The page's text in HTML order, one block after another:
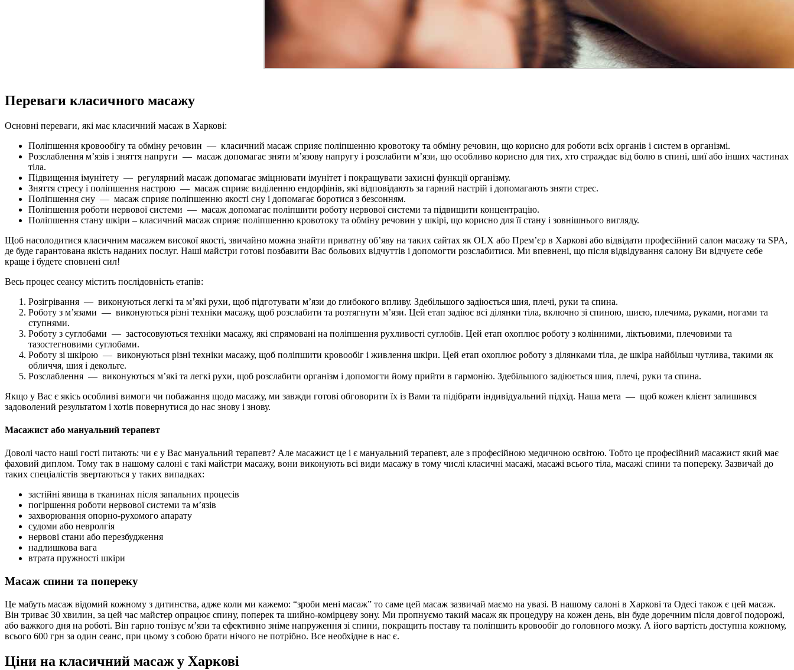
Переваги класичного масажу
Основні переваги, які має класичний масаж в Харкові:
Поліпшення кровообігу та обміну речовин — класичний масаж сприяє поліпшенню кровотоку та обміну речовин, що корисно для роботи всіх органів і систем в організмі.
Розслаблення м’язів і зняття напруги — масаж допомагає зняти м’язову напругу і розслабити м’язи, що особливо корисно для тих, хто страждає від болю в спині, шиї або інших частинах
тіла.
Підвищення імунітету — регулярний масаж допомагає зміцнювати імунітет і покращувати захисні функції організму.
Зняття стресу і поліпшення настрою — масаж сприяє виділенню ендорфінів, які відповідають за гарний настрій і допомагають зняти стрес.
Поліпшення сну — масаж сприяє поліпшенню якості сну і допомагає боротися з безсонням.
Поліпшення роботи нервової системи — масаж допомагає поліпшити роботу нервової системи та підвищити концентрацію.
Поліпшення стану шкіри – класичний масаж сприяє поліпшенню кровотоку та обміну речовин у шкірі, що корисно для її стану і зовнішнього вигляду.
Щоб насолодитися класичним масажем високої якості, звичайно можна знайти приватну об’яву на таких сайтах як OLX або Прем’єр в Харкові або відвідати професійний салон масажу та SPA,
де буде гарантована якість наданих послуг. Наші майстри готові позбавити Вас больових відчуттів і допомогти розслабитися. Ми впевнені, що після відвідування салону Ви відчуєте себе
краще і будете сповнені сил!
Весь процес сеансу містить послідовність етапів:
Розігрівання — виконуються легкі та м’які рухи, щоб підготувати м’язи до глибокого впливу. Здебільшого задіюється шия, плечі, руки та спина.
Роботу з м’язами — виконуються різні техніки масажу, щоб розслабити та розтягнути м’язи. Цей етап задіює всі ділянки тіла, включно зі спиною, шиєю, плечима, руками, ногами та
ступнями.
Роботу з суглобами — застосовуються техніки масажу, які спрямовані на поліпшення рухливості суглобів. Цей етап охоплює роботу з колінними, ліктьовими, плечовими та
тазостегновими суглобами.
Роботу зі шкірою — виконуються різні техніки масажу, щоб поліпшити кровообіг і живлення шкіри. Цей етап охоплює роботу з ділянками тіла, де шкіра найбільш чутлива, такими як
обличчя, шия і декольте.
Розслаблення — виконуються м’які та легкі рухи, щоб розслабити організм і допомогти йому прийти в гармонію. Здебільшого задіюється шия, плечі, руки та спина.
Якщо у Вас є якісь особливі вимоги чи побажання щодо масажу, ми завжди готові обговорити їх із Вами та підібрати індивідуальний підхід. Наша мета — щоб кожен клієнт залишився
задоволений результатом і хотів повернутися до нас знову і знову.
Масажист або мануальний терапевт
Доволі часто наші гості питають: чи є у Вас мануальний терапевт? Але масажист це і є мануальний терапевт, але з професійною медичною освітою. Тобто це професійний масажист який має
фаховий диплом. Тому так в нашому салоні є такі майстри масажу, вони виконують всі види масажу в тому числі класичні масажі, масажі всього тіла, масажі спини та попереку. Зазвичай до
таких спеціалістів звертаються у таких випадках:
застійні явища в тканинах після запальних процесів
погіршення роботи нервової системи та м’язів
захворювання опорно-рухомого апарату
судоми або невролгія
нервові стани або перезбудження
надлишкова вага
втрата пружності шкіри
Масаж спини та попереку
Це мабуть масаж відомий кожному з дитинства, адже коли ми кажемо: “зроби мені масаж” то саме цей масаж зазвичай маємо на увазі. В нашому салоні в Харкові та Одесі також є цей масаж.
Він триває 30 хвилин, за цей час майстер опрацює спину, поперек та шийно-комірцеву зону. Ми пропнуємо такий масаж як процедуру на кожен день, він буде доречним після довгої подорожі,
або важкого дня на роботі. Він гарно тонізує м’язи та ефективно зніме напруження зі спини, покращить поставу та поліпшить кровообіг до головного мозку. А його вартість доступна кожному,
всього 600 грн за один сеанс, при цьому з собою брати нічого не потрібно. Все необхідне в нас є.
Ціни на класичний масаж у Харкові